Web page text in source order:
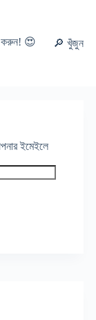
করুন! 😍 🔎 খুঁজুন
ইমেইলে